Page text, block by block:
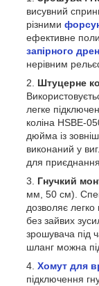
висувний
різними
ефективне
запірного
нерівним
Штуцерне
легке
коліна HSBE-
дюйма із
виконаний у
для
Гнучкий
мм, 50 см).
дозволяє легко
без зайвих
зрошувача під
шланг можна
Хомут для
підключення